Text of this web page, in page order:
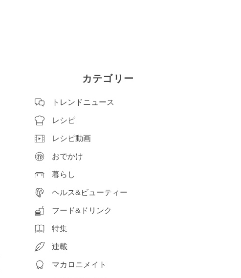
カテゴリー
トレンドニュース
レシピ
レシピ動画
おでかけ
暮らし
ヘルス&ビューティー
フード&ドリンク
特集
連載
マカロニメイト